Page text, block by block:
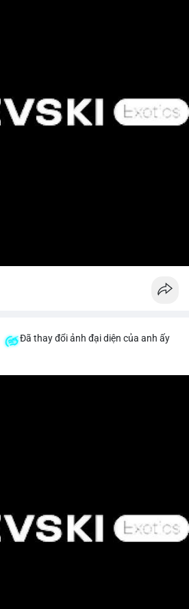
Đã thay đổi ảnh đại diện của anh ấy